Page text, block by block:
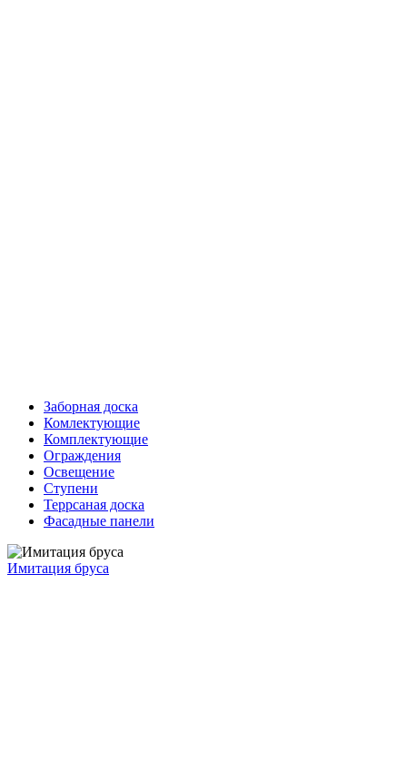
Заборная доска
Комлектующие
Комплектующие
Ограждения
Освещение
Ступени
Террсаная доска
Фасадные панели
Имитация бруса